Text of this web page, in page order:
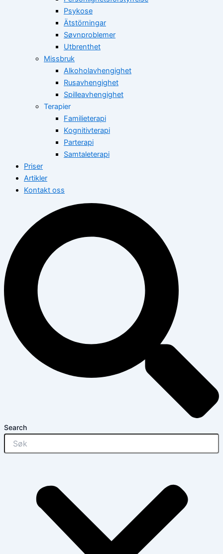
Psykose
Ätstörningar
Søvnproblemer
Utbrenthet
Missbruk
Alkoholavhengighet
Rusavhengighet
Spilleavhengighet
Terapier
Familieterapi
Kognitivterapi
Parterapi
Samtaleterapi
Priser
Artikler
Kontakt oss
Search